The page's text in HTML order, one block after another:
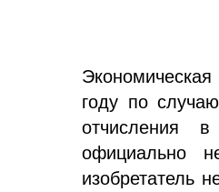
году по
отчисления
официально
изобретатель